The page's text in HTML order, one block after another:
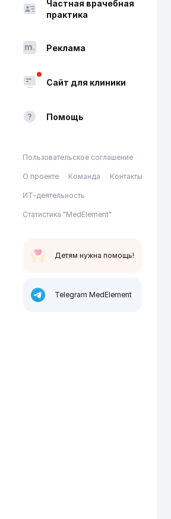
Частная врачебная
практика
Реклама
Сайт для клиники
Помощь
Пользовательское соглашение
О проекте Команда Контакты
ИТ-деятельность
Статистика "MedElement"
Детям нужна помощь!
Telegram MedElement